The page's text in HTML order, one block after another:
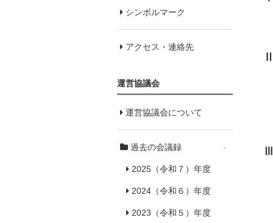
シンボルマーク
アクセス・連絡先
運営協議会
運営協議会について
-
過去の会議録
2025（令和７）年度
2024（令和６）年度
2023（令和５）年度